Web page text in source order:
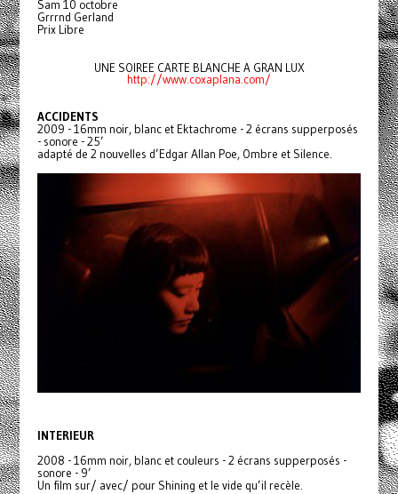
Sam 10 octobre
Grrrnd Gerland
Prix Libre
UNE SOIREE CARTE BLANCHE A GRAN LUX
http://www.coxaplana.com/
ACCIDENTS
2009 - 16mm noir, blanc et Ektachrome - 2 écrans supperposés
- sonore - 25’
adapté de 2 nouvelles d’Edgar Allan Poe, Ombre et Silence.
INTERIEUR
2008 - 16mm noir, blanc et couleurs - 2 écrans supperposés -
sonore - 9’
Un film sur/ avec/ pour Shining et le vide qu’il recèle.